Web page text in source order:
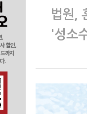
법원,
'성소